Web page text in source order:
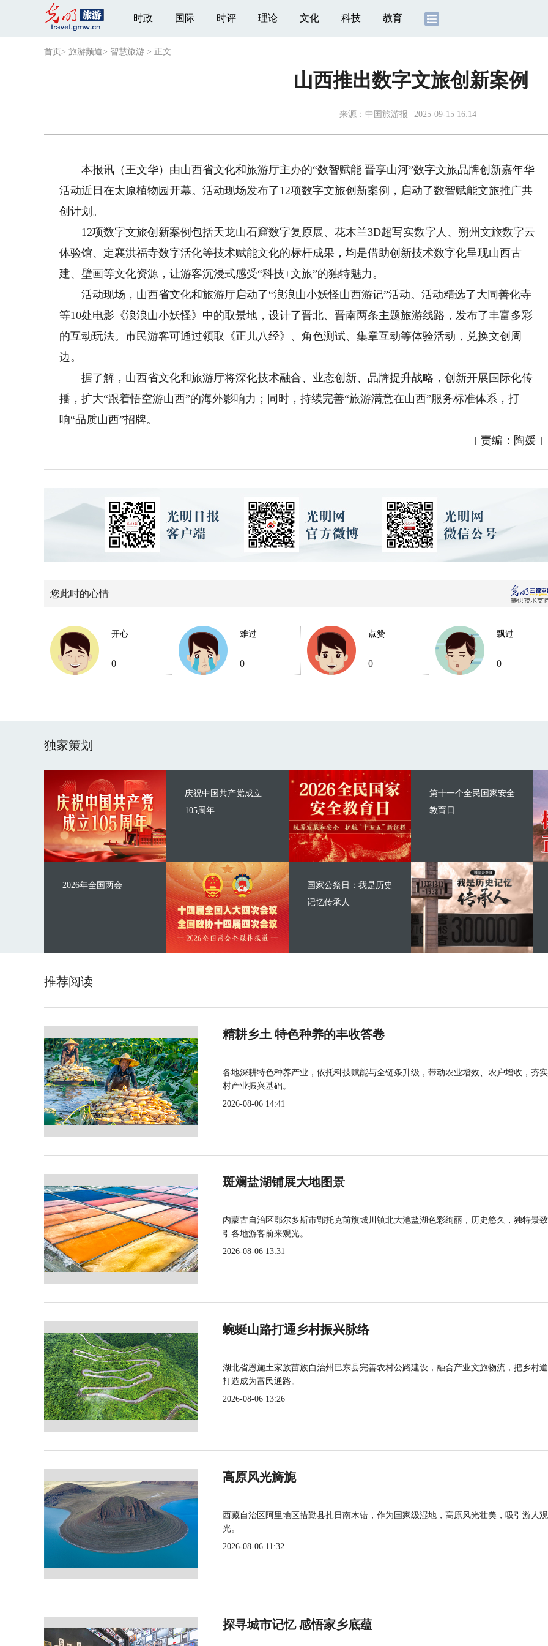
时政 国际 时评 理论 文化 科技 教育
首页 > 旅游频道> 智慧旅游 > 正文
山西推出数字文旅创新案例
来源： 中国旅游报 2025-09-15 16:14
本报讯（王文华）由山西省文化和旅游厅主办的“数智赋能 晋享山河”数字文旅品牌创新嘉年华
活动近日在太原植物园开幕。活动现场发布了12项数字文旅创新案例，启动了数智赋能文旅推广共
创计划。
12项数字文旅创新案例包括天龙山石窟数字复原展、花木兰3D超写实数字人、朔州文旅数字云
体验馆、定襄洪福寺数字活化等技术赋能文化的标杆成果，均是借助创新技术数字化呈现山西古
建、壁画等文化资源，让游客沉浸式感受“科技+文旅”的独特魅力。
活动现场，山西省文化和旅游厅启动了“浪浪山小妖怪山西游记”活动。活动精选了大同善化寺
等10处电影《浪浪山小妖怪》中的取景地，设计了晋北、晋南两条主题旅游线路，发布了丰富多彩
的互动玩法。市民游客可通过领取《正儿八经》、角色测试、集章互动等体验活动，兑换文创周
边。
据了解，山西省文化和旅游厅将深化技术融合、业态创新、品牌提升战略，创新开展国际化传
播，扩大“跟着悟空游山西”的海外影响力；同时，持续完善“旅游满意在山西”服务标准体系，打
响“品质山西”招牌。
[ 责编：陶媛 ]
您此时的心情
开心
0
难过
0
点赞
0
飘过
0
独家策划
庆祝中国共产党成立
105周年
2026年全国两会
第十一个全民国家安全
教育日
国家公祭日：我是历史
记忆传承人
推荐阅读
精耕乡土 特色种养的丰收答卷
各地深耕特色种养产业，依托科技赋能与全链条升级，带动农业增效、农户增收，夯
村产业振兴基础。
2026-08-06 14:41
斑斓盐湖铺展大地图景
内蒙古自治区鄂尔多斯市鄂托克前旗城川镇北大池盐湖色彩绚丽，历史悠久，独特景
引各地游客前来观光。
2026-08-06 13:31
蜿蜒山路打通乡村振兴脉络
湖北省恩施土家族苗族自治州巴东县完善农村公路建设，融合产业文旅物流，把乡村
打造成为富民通路。
2026-08-06 13:26
高原风光旖旎
西藏自治区阿里地区措勤县扎日南木错，作为国家级湿地，高原风光壮美，吸引游人观
光。
2026-08-06 11:32
探寻城市记忆 感悟家乡底蕴